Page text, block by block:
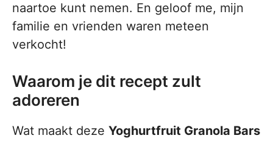
naartoe kunt nemen. En geloof me, mijn
familie en vrienden waren meteen
verkocht!
Waarom je dit recept zult
adoreren
Wat maakt deze Yoghurtfruit Granola Bars